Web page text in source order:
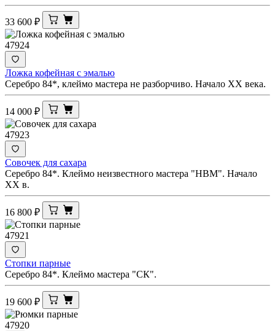
33 600 ₽
47924
Ложка кофейная с эмалью
Серебро 84*, клеймо мастера не разборчиво. Начало XX века.
14 000 ₽
47923
Совочек для сахара
Серебро 84*. Клеймо неизвестного мастера "НВМ". Начало
XX в.
16 800 ₽
47921
Стопки парные
Серебро 84*. Клеймо мастера "СК".
19 600 ₽
47920